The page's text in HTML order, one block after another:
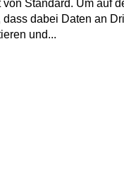
Standard. Um auf
dabei Daten an
und...